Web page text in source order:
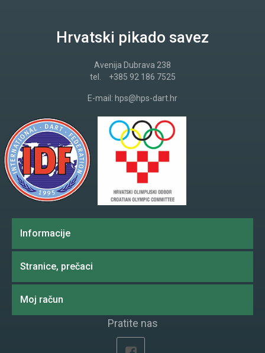
Hrvatski pikado savez
Avenija Dubrava 238
tel.
+385 92 186 7525
E-mail: hps@hps-dart.hr
Informacije
Stranice, prečaci
Moj račun
Pratite nas